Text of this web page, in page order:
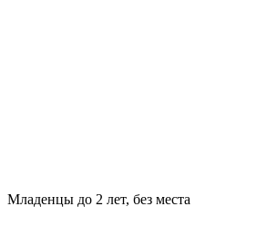
Младенцы до 2 лет, без места